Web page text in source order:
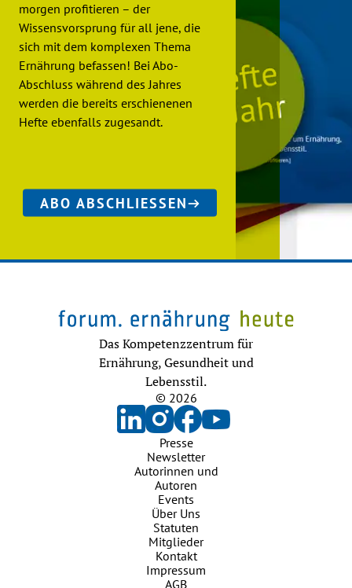
morgen profitieren – der
Wissensvorsprung für all jene, die
sich mit dem komplexen Thema
Ernährung befassen! Bei Abo-
Abschluss während des Jahres
werden die bereits erschienenen
Hefte ebenfalls zugesandt.
ABO ABSCHLIESSEN
Das Kompetenzzentrum für
Ernährung, Gesundheit und
Lebensstil.
© 2026
Presse
Newsletter
Autorinnen und
Autoren
Events
Über Uns
Statuten
Mitglieder
Kontakt
Impressum
AGB